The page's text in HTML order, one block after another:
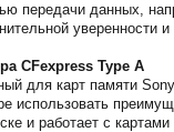
передачи данных,
уверенности
CFexpress Type A
для карт памяти
использовать
и работает с